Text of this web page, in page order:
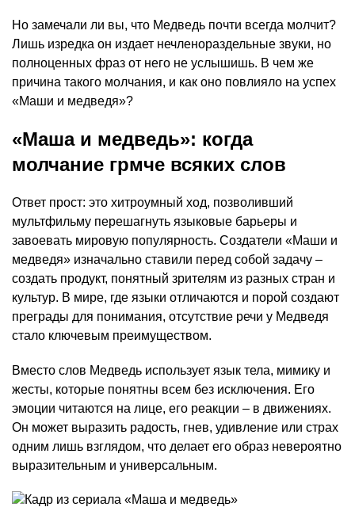
Но замечали ли вы, что Медведь почти всегда молчит?
Лишь изредка он издает нечленораздельные звуки, но
полноценных фраз от него не услышишь. В чем же
причина такого молчания, и как оно повлияло на успех
«Маши и медведя»?
«Маша и медведь»: когда
молчание грмче всяких слов
Ответ прост: это хитроумный ход, позволивший
мультфильму перешагнуть языковые барьеры и
завоевать мировую популярность. Создатели «Маши и
медведя» изначально ставили перед собой задачу –
создать продукт, понятный зрителям из разных стран и
культур. В мире, где языки отличаются и порой создают
преграды для понимания, отсутствие речи у Медведя
стало ключевым преимуществом.
Вместо слов Медведь использует язык тела, мимику и
жесты, которые понятны всем без исключения. Его
эмоции читаются на лице, его реакции – в движениях.
Он может выразить радость, гнев, удивление или страх
одним лишь взглядом, что делает его образ невероятно
выразительным и универсальным.